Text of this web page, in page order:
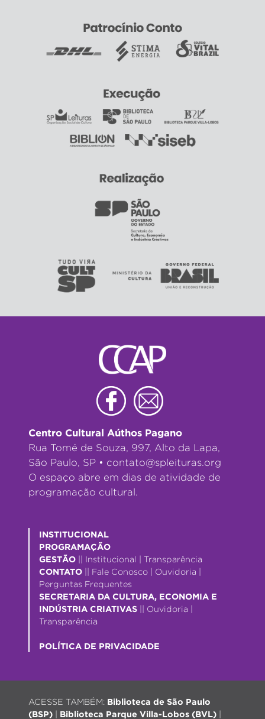
Centro Cultural Aúthos Pagano
Rua Tomé de Souza, 997, Alto da Lapa,
São Paulo, SP • contato@spleituras.org
O espaço abre em dias de atividade de
programação cultural.
INSTITUCIONAL
PROGRAMAÇÃO
GESTÃO
Institucional
Transparência
CONTATO
Fale Conosco Ouvidoria
Perguntas Frequentes
SECRETARIA DA CULTURA, ECONOMIA E
INDÚSTRIA CRIATIVAS
Ouvidoria
Transparência
POLÍTICA DE PRIVACIDADE
ACESSE TAMBÉM: Biblioteca de São Paulo
(BSP)
Biblioteca Parque Villa-Lobos (BVL)